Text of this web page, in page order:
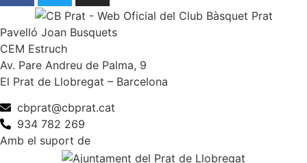
Pavelló Joan Busquets
CEM Estruch
Av. Pare Andreu de Palma, 9
El Prat de Llobregat – Barcelona
cbprat@cbprat.cat
934 782 269
Amb el suport de